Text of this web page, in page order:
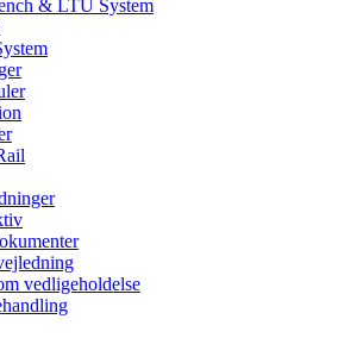
& LTU System
vedligeholdelse